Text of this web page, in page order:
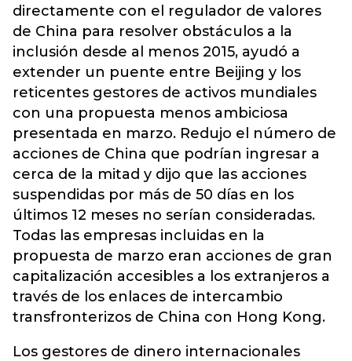
directamente con el regulador de valores
de China para resolver obstáculos a la
inclusión desde al menos 2015, ayudó a
extender un puente entre Beijing y los
reticentes gestores de activos mundiales
con una propuesta menos ambiciosa
presentada en marzo. Redujo el número de
acciones de China que podrían ingresar a
cerca de la mitad y dijo que las acciones
suspendidas por más de 50 días en los
últimos 12 meses no serían consideradas.
Todas las empresas incluidas en la
propuesta de marzo eran acciones de gran
capitalización accesibles a los extranjeros a
través de los enlaces de intercambio
transfronterizos de China con Hong Kong.
Los gestores de dinero internacionales